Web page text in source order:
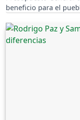
beneficio para el